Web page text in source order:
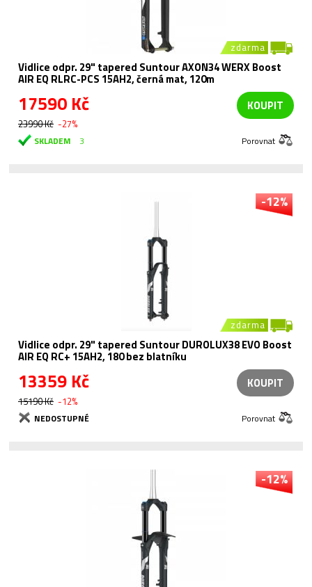
zdarma
Vidlice odpr. 29" tapered Suntour AXON34 WERX Boost
AIR EQ RLRC-PCS 15AH2, černá mat, 120m
17590 Kč
23990 Kč -27%
KOUPIT
SKLADEM 3 Porovnat
-12%
zdarma
Vidlice odpr. 29" tapered Suntour DUROLUX38 EVO Boost
AIR EQ RC+ 15AH2, 180 bez blatníku
13359 Kč
15190 Kč -12%
KOUPIT
NEDOSTUPNÉ Porovnat
-12%